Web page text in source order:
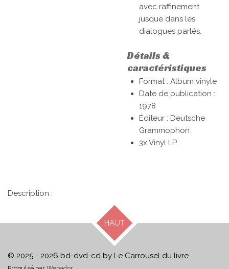
avec raffinement
jusque dans les
dialogues parlés.
Détails &
caractéristiques
Format : Album vinyle
Date de publication :
1978
Éditeur : Deutsche
Grammophon
3x Vinyl LP
Description :
HAUT
© 2025 - 2026 bd-dvd-cd by Le Carrousel du livre